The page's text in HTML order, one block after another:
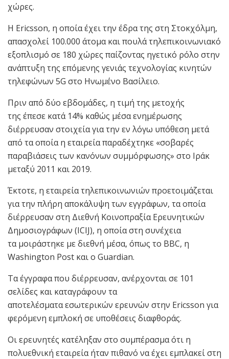
χώρες.
Η Ericsson, η οποία έχει την έδρα της στη Στοκχόλμη,
απασχολεί 100.000 άτομα και πουλά τηλεπικοινωνιακό
εξοπλισμό σε 180 χώρες παίζοντας ηγετικό ρόλο στην
ανάπτυξη της επόμενης γενιάς τεχνολογίας κινητών
τηλεφώνων 5G στο Ηνωμένο Βασίλειο.
Πριν από δύο εβδομάδες, η τιμή της μετοχής
της έπεσε κατά 14% καθώς μέσα ενημέρωσης
διέρρευσαν στοιχεία για την εν λόγω υπόθεση μετά
από τα οποία η εταιρεία παραδέχτηκε «σοβαρές
παραβιάσεις των κανόνων συμμόρφωσης» στο Ιράκ
μεταξύ 2011 και 2019.
Έκτοτε, η εταιρεία τηλεπικοινωνιών προετοιμάζεται
για την πλήρη αποκάλυψη των εγγράφων, τα οποία
διέρρευσαν στη Διεθνή Κοινοπραξία Ερευνητικών
Δημοσιογράφων (ICIJ), η οποία στη συνέχεια
τα μοιράστηκε με διεθνή μέσα, όπως το BBC, η
Washington Post και ο Guardian.
Τα έγγραφα που διέρρευσαν, ανέρχονται σε 101
σελίδες και καταγράφουν τα
αποτελέσματα εσωτερικών ερευνών στην Ericsson για
φερόμενη εμπλοκή σε υποθέσεις διαφθοράς.
Οι ερευνητές κατέληξαν στο συμπέρασμα ότι η
πολυεθνική εταιρεία ήταν πιθανό να έχει εμπλακεί στη